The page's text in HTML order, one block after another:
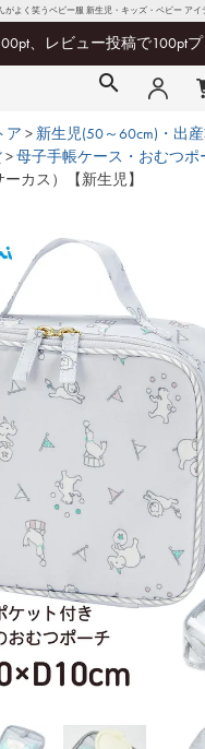
がよく笑うベビー服 新生児・キッズ・ベビー アイ
、レビュー投稿で100ptプ
ア
新生児(50～60cm)・出
母子手帳ケース・おむつポ
カス）【新生児】